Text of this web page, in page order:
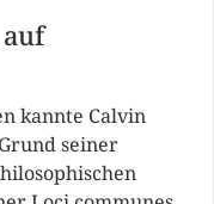
kannte Calvin
seiner